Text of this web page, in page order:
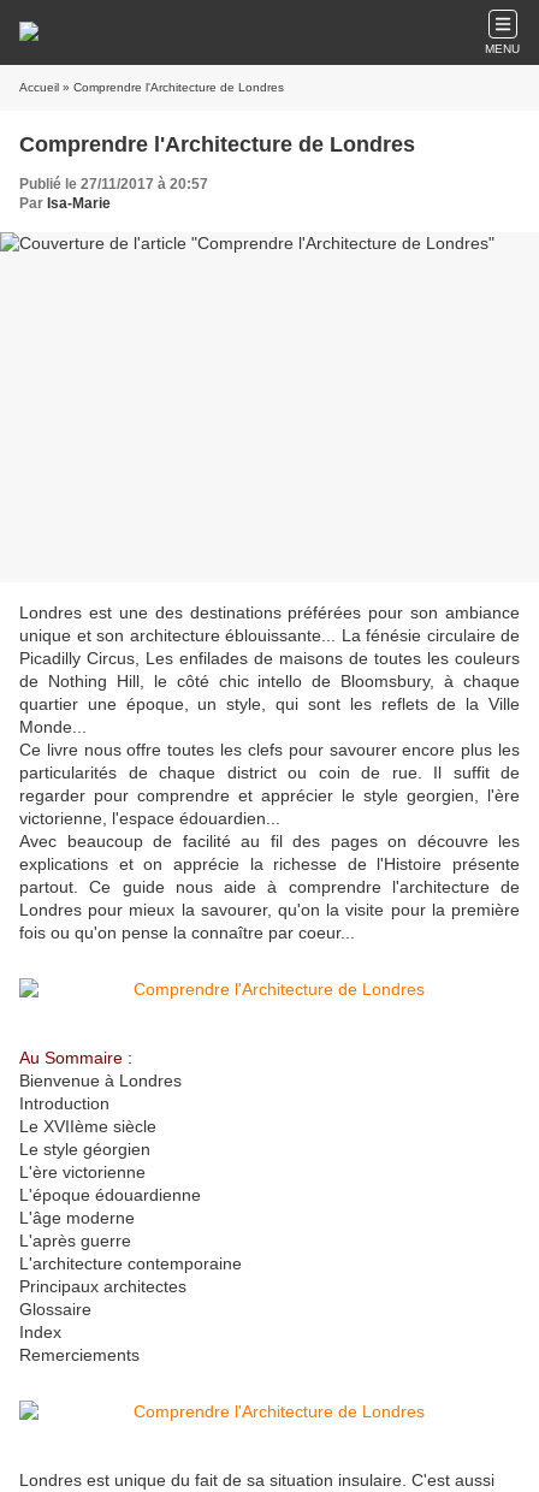
MENU
Accueil » Comprendre l'Architecture de Londres
Comprendre l'Architecture de Londres
Publié le 27/11/2017 à 20:57
Par Isa-Marie
Londres est une des destinations préférées pour son ambiance
unique et son architecture éblouissante... La fénésie circulaire de
Picadilly Circus, Les enfilades de maisons de toutes les couleurs
de Nothing Hill, le côté chic intello de Bloomsbury, à chaque
quartier une époque, un style, qui sont les reflets de la Ville
Monde...
Ce livre nous offre toutes les clefs pour savourer encore plus les
particularités de chaque district ou coin de rue. Il suffit de
regarder pour comprendre et apprécier le style georgien, l'ère
victorienne, l'espace édouardien...
Avec beaucoup de facilité au fil des pages on découvre les
explications et on apprécie la richesse de l'Histoire présente
partout. Ce guide nous aide à comprendre l'architecture de
Londres pour mieux la savourer, qu'on la visite pour la première
fois ou qu'on pense la connaître par coeur...
Au Sommaire :
Bienvenue à Londres
Introduction
Le XVIIème siècle
Le style géorgien
L'ère victorienne
L'époque édouardienne
L'âge moderne
L'après guerre
L'architecture contemporaine
Principaux architectes
Glossaire
Index
Remerciements
Londres est unique du fait de sa situation insulaire. C'est aussi